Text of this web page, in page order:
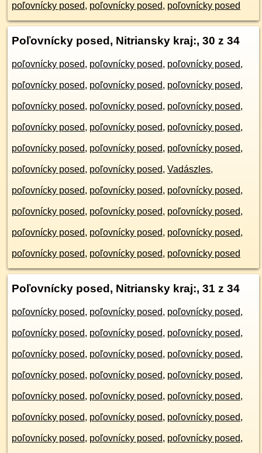
poľovnícky posed, poľovnícky posed, poľovnícky posed
Poľovnícky posed, Nitriansky kraj:, 30 z 34
poľovnícky posed, poľovnícky posed, poľovnícky posed,
poľovnícky posed, poľovnícky posed, poľovnícky posed,
poľovnícky posed, poľovnícky posed, poľovnícky posed,
poľovnícky posed, poľovnícky posed, poľovnícky posed,
poľovnícky posed, poľovnícky posed, poľovnícky posed,
poľovnícky posed, poľovnícky posed, Vadászles,
poľovnícky posed, poľovnícky posed, poľovnícky posed,
poľovnícky posed, poľovnícky posed, poľovnícky posed,
poľovnícky posed, poľovnícky posed, poľovnícky posed,
poľovnícky posed, poľovnícky posed, poľovnícky posed
Poľovnícky posed, Nitriansky kraj:, 31 z 34
poľovnícky posed, poľovnícky posed, poľovnícky posed,
poľovnícky posed, poľovnícky posed, poľovnícky posed,
poľovnícky posed, poľovnícky posed, poľovnícky posed,
poľovnícky posed, poľovnícky posed, poľovnícky posed,
poľovnícky posed, poľovnícky posed, poľovnícky posed,
poľovnícky posed, poľovnícky posed, poľovnícky posed,
poľovnícky posed, poľovnícky posed, poľovnícky posed,